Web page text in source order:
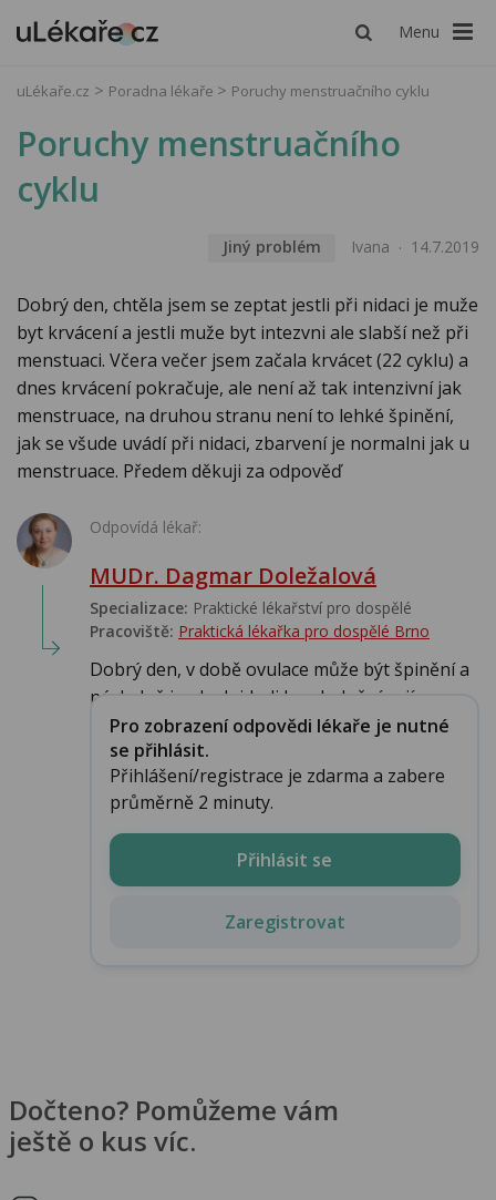
Menu
uLékaře.cz Poradna lékaře Poruchy menstruačního cyklu
Poruchy menstruačního
cyklu
Jiný problém Ivana 14.7.2019
Dobrý den, chtěla jsem se zeptat jestli při nidaci je muže
byt krvácení a jestli muže byt intezvni ale slabší než při
menstuaci. Včera večer jsem začala krvácet (22 cyklu) a
dnes krvácení pokračuje, ale není až tak intenzivní jak
menstruace, na druhou stranu není to lehké špinění,
jak se všude uvádí při nidaci, zbarvení je normalni jak u
menstruace. Předem děkuji za odpověď
Odpovídá lékař:
MUDr. Dagmar Doležalová
Specializace: Praktické lékařství pro dospělé
Pracoviště: Praktická lékařka pro dospělé Brno
Dobrý den, v době ovulace může být špinění a
následně i pak, dojde-li k oplodnění vají...
Pro zobrazení odpovědi lékaře je nutné
se přihlásit.
Přihlášení/registrace je zdarma a zabere
průměrně 2 minuty.
Přihlásit se
Zaregistrovat
Dočteno? Pomůžeme vám
ještě o kus víc.